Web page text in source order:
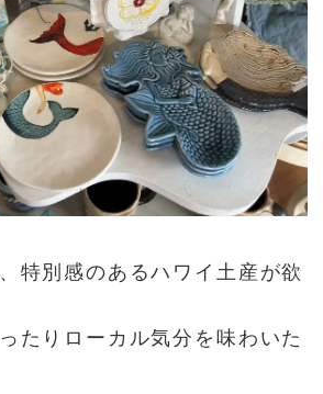
特別感のあるハワイ土産が欲
たりローカル気分を味わいた